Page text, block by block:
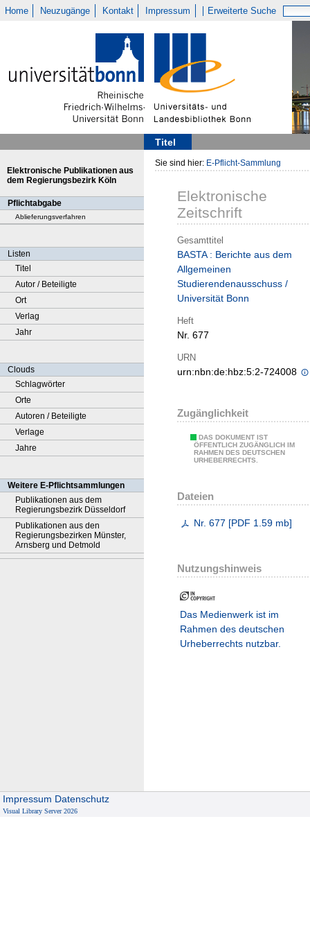
Home Neuzugänge Kontakt Impressum Erweiterte Suche
Titel
Elektronische Publikationen aus
dem Regierungsbezirk Köln
Pflichtabgabe
Ablieferungsverfahren
Listen
Titel
Autor / Beteiligte
Ort
Verlag
Jahr
Clouds
Schlagwörter
Orte
Autoren / Beteiligte
Verlage
Jahre
Weitere E-Pflichtsammlungen
Publikationen aus dem
Regierungsbezirk Düsseldorf
Publikationen aus den
Regierungsbezirken Münster,
Arnsberg und Detmold
Sie sind hier: E-Pflicht-Sammlung
Elektronische
Zeitschrift
Gesamttitel
BASTA : Berichte aus dem
Allgemeinen
Studierendenausschuss /
Universität Bonn
Heft
Nr. 677
URN
urn:nbn:de:hbz:5:2-724008
Zugänglichkeit
DAS DOKUMENT IST
ÖFFENTLICH ZUGÄNGLICH IM
RAHMEN DES DEUTSCHEN
URHEBERRECHTS.
Dateien
Nr. 677 [PDF 1.59 mb]
Nutzungshinweis
Das Medienwerk ist im
Rahmen des deutschen
Urheberrechts nutzbar.
Impressum Datenschutz
Visual Library Server 2026